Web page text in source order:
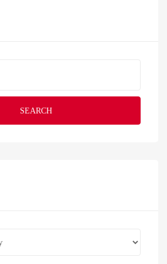
SEARCH